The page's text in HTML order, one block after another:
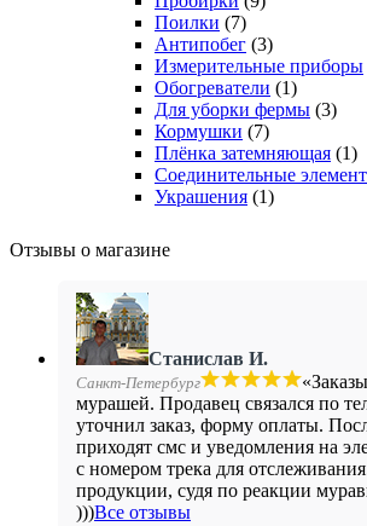
Поилки (7)
Антипобег (3)
Измерительные приборы
Обогреватели (1)
Для уборки фермы (3)
Кормушки (7)
Плёнка затемняющая (1)
Соединительные
Украшения (1)
Отзывы о магазине
Станислав И.
Санкт-Петербург
мурашей. Продавец связался по
уточнил заказ, форму оплаты.
приходят смс и уведомления на
с номером трека для
продукции, судя по реакции
)))Все отзывы